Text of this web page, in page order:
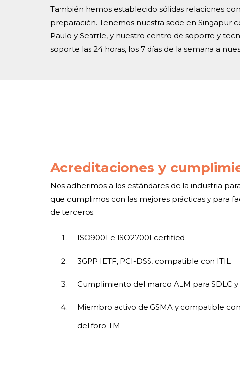
También hemos establecido sólidas relaciones
preparación. Tenemos nuestra sede en Singapur
Paulo y Seattle, y nuestro centro de soporte y
soporte las 24 horas, los 7 días de la semana a
Acreditaciones y
Nos adherimos a los estándares de la industria
que cumplimos con las mejores prácticas y para
de terceros.
ISO9001 e ISO27001 certified
3GPP IETF, PCI-DSS, compatible con ITIL
Cumplimiento del marco ALM para SDLC y
Miembro activo de GSMA y compatible
del foro TM